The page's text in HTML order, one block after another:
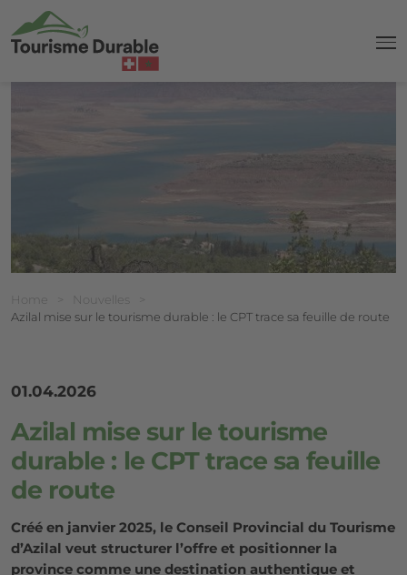
Breadcrumb
Vous êtes ici:
Home Nouvelles
Azilal mise sur le tourisme durable : le CPT trace sa feuille de route
01.04.2026
Azilal mise sur le tourisme
durable : le CPT trace sa feuille
de route
Créé en janvier 2025, le Conseil Provincial du Tourisme
d’Azilal veut structurer l’offre et positionner la
province comme une destination authentique et